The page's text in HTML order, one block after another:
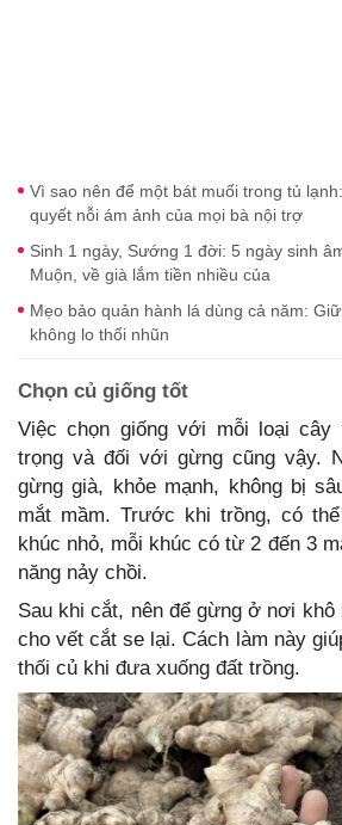
Vì sao nên để một bát muối trong tủ
quyết nỗi ám ảnh của mọi bà nội trợ
Sinh 1 ngày, Sướng 1 đời: 5 ngày sinh
Muộn, về già lắm tiền nhiều của
Mẹo bảo quản hành lá dùng cả năm:
không lo thối nhũn
Chọn củ giống tốt
Việc chọn giống với mỗi loại cây
trọng và đối với gừng cũng vậy.
gừng già, khỏe mạnh, không bị
mắt mầm. Trước khi trồng, có
khúc nhỏ, mỗi khúc có từ 2 đến 3
năng nảy chồi.
Sau khi cắt, nên để gừng ở nơi khô
cho vết cắt se lại. Cách làm này
thối củ khi đưa xuống đất trồng.